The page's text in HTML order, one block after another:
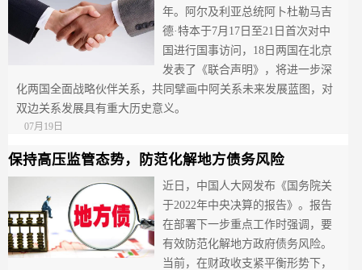
年。阿尔及利亚总统阿卜杜勒马吉
德·特本于7月17日至21日首次对中
国进行国事访问，18日两国在北京
发表了《联合声明》，将进一步深
化两国全面战略伙伴关系，共同擘画中阿关系未来发展蓝图，对
双边关系发展具有重大历史意义。
07月19日
保持高压监管态势，防范化解地方债务风险
近日，中国人大网发布《国务院关
于2022年中央决算的报告》。报告
在部署下一步重点工作时强调，要
有效防范化解地方政府债务风险。
当前，在财政收支紧平衡形势下，